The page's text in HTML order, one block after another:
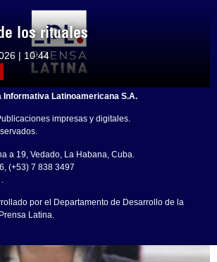
los rituales
| 10:44
Informativa Latinoamericana S.A.
impresas y digitales.
a 19, Vedado, La Habana, Cuba.
(+53) 7 838 3497
por el Departamento de Desarrollo de la
Latina.